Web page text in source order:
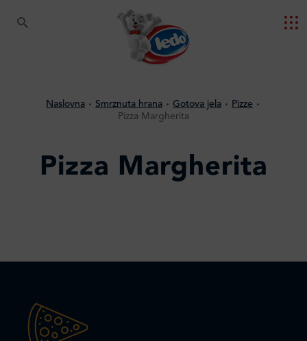
Naslovna Smrznuta hrana Gotova jela
Pizze
Pizza Margherita
Pizza Margherita